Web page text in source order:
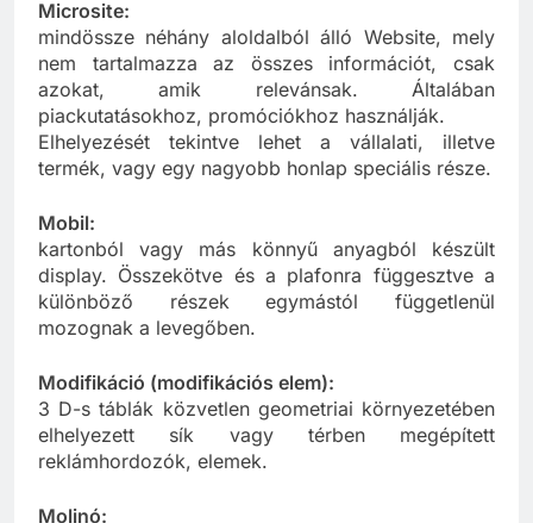
Microsite:
mindössze néhány aloldalból álló Website, mely
nem tartalmazza az összes információt, csak
azokat, amik relevánsak. Általában
piackutatásokhoz, promóciókhoz használják.
Elhelyezését tekintve lehet a vállalati, illetve
Mobil:
kartonból vagy más könnyű anyagból készült
display. Összekötve és a plafonra függesztve a
különböző részek egymástól függetlenül
Modifikáció (modifikációs elem):
3 D-s táblák közvetlen geometriai környezetében
elhelyezett sík vagy térben megépített